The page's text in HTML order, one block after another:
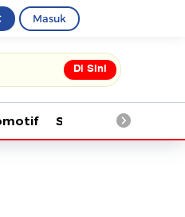
Masuk
Di Sini
Saintek